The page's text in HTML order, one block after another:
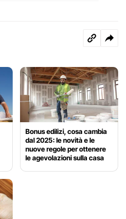
Bonus edilizi, cosa cambia
dal 2025: le novità e le
nuove regole per ottenere
le agevolazioni sulla casa